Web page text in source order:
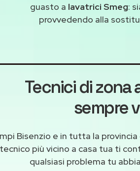
guasto a lavatrici Smeg:
provvedendo alla
Tecnici di zona
sempre
Bisenzio e in tutta la
più vicino a casa tua ti
qualsiasi problema tu